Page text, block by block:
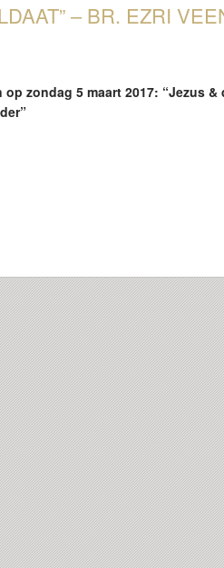
– BR. EZRI
zondag 5 maart 2017: “Jezus &